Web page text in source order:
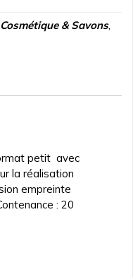
Cosmétique & Savons,
petit avec
la réalisation
empreinte
: 20